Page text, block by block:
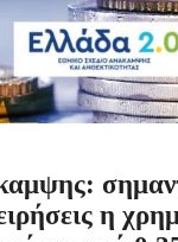
η